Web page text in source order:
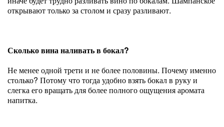
открывают только за столом и сразу разливают.
Сколько вина наливать в бокал?
Не менее одной трети и не более половины. Почему именно
столько? Потому что тогда удобно взять бокал в руку и
слегка его вращать для более полного ощущения аромата
напитка.